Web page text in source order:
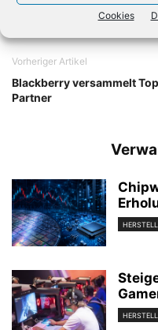
Cookies
Vorheriger Artikel
Blackberry versammelt
Partner